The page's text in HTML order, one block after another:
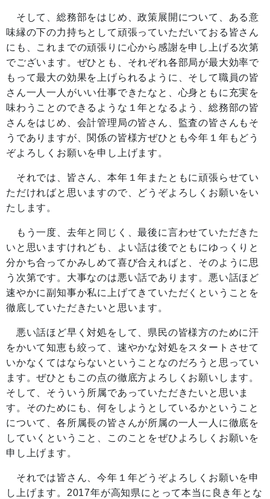
そして、総務部をはじめ、政策展開について、ある意
味縁の下の力持ちとして頑張っていただいておる皆さん
にも、これまでの頑張りに心から感謝を申し上げる次第
でございます。ぜひとも、それぞれ各部局が最大効率で
もって最大の効果を上げられるように、そして職員の皆
さん一人一人がいい仕事できたなと、心身ともに充実を
味わうことのできるような１年となるよう、総務部の皆
さんをはじめ、会計管理局の皆さん、監査の皆さんもそ
うでありますが、関係の皆様方ぜひとも今年１年もどう
ぞよろしくお願いを申し上げます。
それでは、皆さん、本年１年またともに頑張らせてい
ただければと思いますので、どうぞよろしくお願いをい
たします。
もう一度、去年と同じく、最後に言わせていただきた
いと思いますけれども、よい話は後でともにゆっくりと
分かち合ってかみしめて喜び合えればと、そのように思
う次第です。大事なのは悪い話であります。悪い話ほど
速やかに副知事か私に上げてきていただくということを
徹底していただきたいと思います。
悪い話ほど早く対処をして、県民の皆様方のために汗
をかいて知恵も絞って、速やかな対処をスタートさせて
いかなくてはならないということなのだろうと思ってい
ます。ぜひともこの点の徹底方よろしくお願いします。
そして、そういう所属であっていただきたいと思いま
す。そのためにも、何をしようとしているかということ
について、各所属長の皆さんが所属の一人一人に徹底を
していくということ、このことをぜひよろしくお願いを
申し上げます。
それでは皆さん、今年１年どうぞよろしくお願いを申
し上げます。2017年が高知県にとって本当に良き年とな